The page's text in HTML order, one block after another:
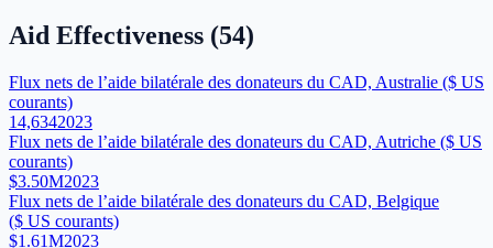
Aid Effectiveness (54)
Flux nets de l’aide bilatérale des donateurs du CAD, Australie ($ US
courants)
14,6342023
Flux nets de l’aide bilatérale des donateurs du CAD, Autriche ($ US
courants)
$3.50M2023
Flux nets de l’aide bilatérale des donateurs du CAD, Belgique
($ US courants)
$1.61M2023